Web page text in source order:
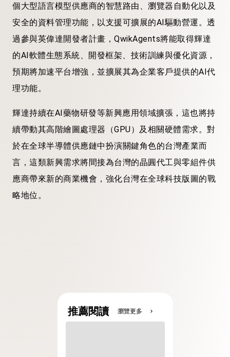
個大型語言模型供應商的智慧路由、瀏覽器自動化以及
安全的資料管理功能，以支援可擴展的AI驅動營運。透
過參與英偉達開發者計畫，QwikAgents將能取得輝達
的AI軟體生態系統、開發框架、技術訓練與優化資源，
預期將加速平台增強，並擴展其為企業客戶提供的AI代
理功能。
輝達持續在AI藥物研發等新興應用領域擴張，這也將持
續帶動其高階繪圖處理器（GPU）及相關硬體需求。對
於在全球半導體供應鏈中扮演關鍵角色的台灣產業而
言，這類新興需求將間接為台灣的晶圓代工與零組件供
應商帶來新的商業機會，強化台灣在全球科技版圖的戰
略地位。
推薦閱讀 瀏覽更多 chevron_right